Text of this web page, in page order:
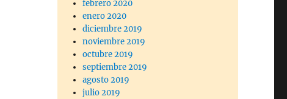
febrero 2020
enero 2020
diciembre 2019
noviembre 2019
octubre 2019
septiembre 2019
agosto 2019
julio 2019